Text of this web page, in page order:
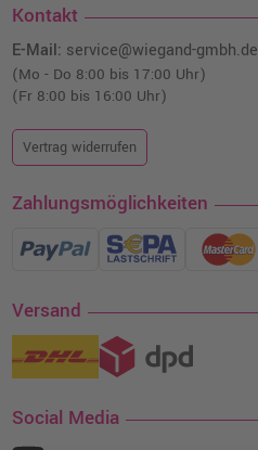
Kontakt
E-Mail: service@wiegand-gmbh.de
(Mo - Do 8:00 bis 17:00 Uhr)
(Fr 8:00 bis 16:00 Uhr)
Vertrag widerrufen
Zahlungsmöglichkeiten
Versand
Social Media